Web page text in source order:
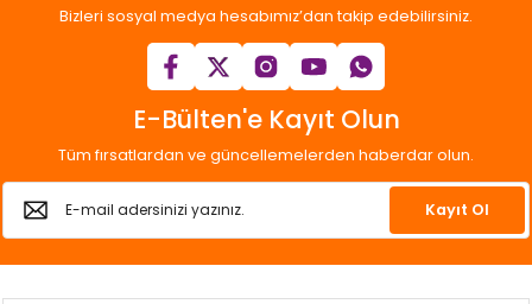
Bizleri sosyal medya hesabımız’dan takip edebilirsiniz.
E-Bülten'e Kayıt Olun
Tüm fırsatlardan ve güncellemelerden haberdar olun.
Kayıt Ol